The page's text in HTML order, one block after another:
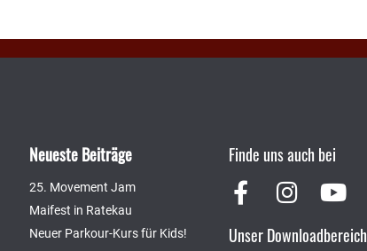
Neueste Beiträge
25. Movement Jam
Maifest in Ratekau
Neuer Parkour-Kurs für Kids!
Finde uns auch bei
Unser Downloadbereich